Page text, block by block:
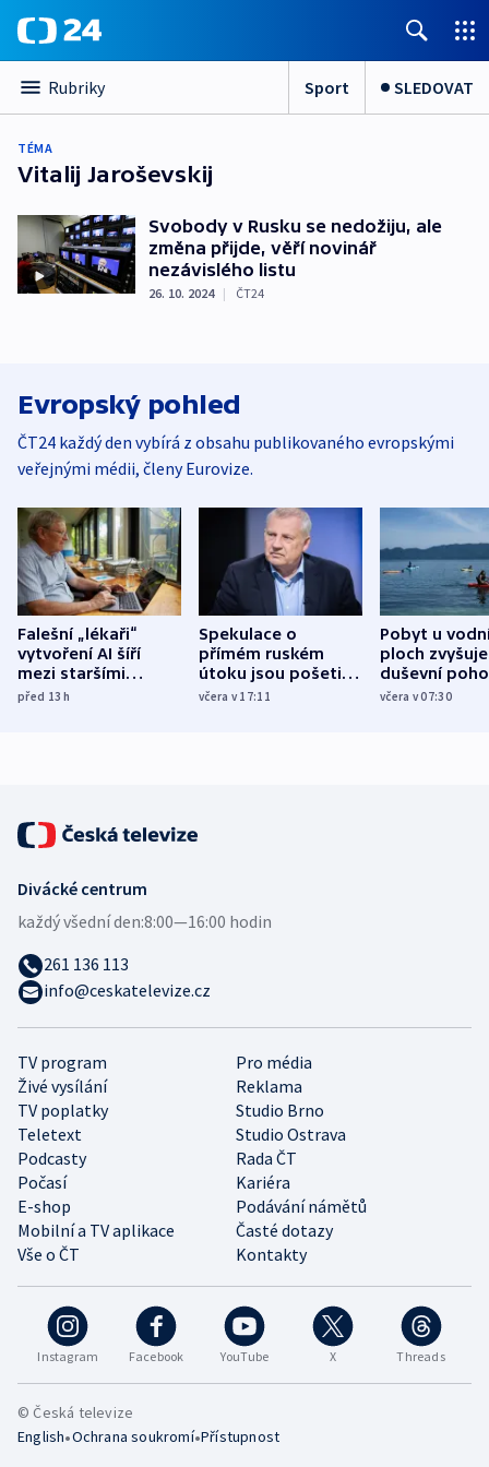
Rubriky Sport SLEDOVAT
TÉMA
Vitalij Jaroševskij
Svobody v Rusku se nedožiju, ale
změna přijde, věří novinář
nezávislého listu
26. 10. 2024 | ČT24
Evropský pohled
ČT24 každý den vybírá z obsahu publikovaného evropskými
veřejnými médii, členy Eurovize.
Falešní „lékaři“
vytvoření AI šíří
mezi staršími
Poláky nebezpečné
před 13h
Spekulace o
přímém ruském
útoku jsou pošetilé,
míní estonský
včera v 17:11
Pobyt u
ploch zvyšuje
duševní
ukázala
včera v 07:30
Instagram Facebook YouTube X Threads
TV program
Pro média
Živé vysílání
Reklama
TV poplatky
Studio Brno
Teletext
Studio Ostrava
Podcasty
Rada ČT
Počasí
Kariéra
E-shop
Podávání námětů
Mobilní a TV aplikace
Časté dotazy
Vše o ČT
Kontakty
Divácké centrum
každý všední den:8:00—16:00 hodin
261 136 113
info@ceskatelevize.cz
© Česká televize
English•Ochrana soukromí•Přístupnost